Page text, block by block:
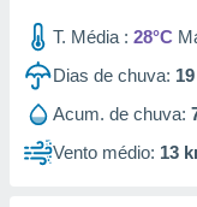
1199
T. Média : 28°C
Dias de chuva: 19
Acum. de chuva:
Vento médio: 13